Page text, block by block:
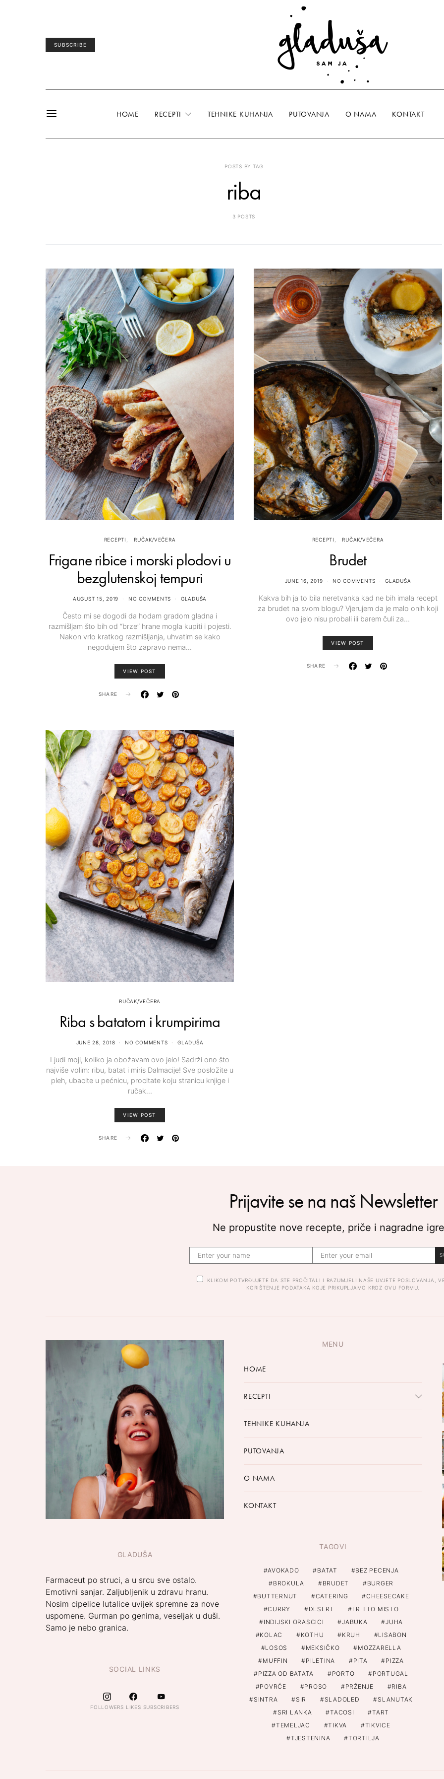
SUBSCRIBE
HOME RECEPTI TEHNIKE KUHANJA PUTOVANJA O NAMA KONTAKT
POSTS BY TAG
riba
3 POSTS
RECEPTI RUČAK/VEČERA
Frigane ribice i morski plodovi u
bezglutenskoj tempuri
AUGUST 15, 2019 NO COMMENTS GLADUŠA
Često mi se dogodi da hodam gradom gladna i
razmišljam što bih od “brze” hrane mogla kupiti i pojesti.
Nakon vrlo kratkog razmišljanja, uhvatim se kako
negodujem što zapravo nema…
VIEW POST
SHARE
RECEPTI RUČAK/VEČERA
Brudet
JUNE 16, 2019 NO COMMENTS GLADUŠA
Kakva bih ja to bila neretvanka kad ne bih imala recept
za brudet na svom blogu? Vjerujem da je malo onih koji
ovo jelo nisu probali ili barem čuli za…
VIEW POST
SHARE
RUČAK/VEČERA
Riba s batatom i krumpirima
JUNE 28, 2018 NO COMMENTS GLADUŠA
Ljudi moji, koliko ja obožavam ovo jelo! Sadrži ono što
najviše volim: ribu, batat i miris Dalmacije!⁣ Sve posložite u
pleh, ubacite u pećnicu, procitate koju stranicu knjige i
ručak…
VIEW POST
SHARE
Prijavite se na naš Newsletter
Ne propustite nove recepte, priče i nagradne
KLIKOM POTVRĐUJETE DA STE PROČITALI I RAZUMJELI NAŠE UVJETE POSLOVANJA,
KORIŠTENJE PODATAKA KOJE PRIKUPLJAMO KROZ OVU FORMU.
GLADUŠA
Farmaceut po struci, a u srcu sve ostalo.
Emotivni sanjar. Zaljubljenik u zdravu hranu.
Nosim cipelice lutalice uvijek spremne za nove
uspomene. Gurman po genima, veseljak u duši.
Samo je nebo granica.
SOCIAL LINKS
FOLLOWERS LIKES SUBSCRIBERS
MENU
HOME
RECEPTI
TEHNIKE KUHANJA
PUTOVANJA
O NAMA
KONTAKT
TAGOVI
AVOKADO BATAT
BEZ PECENJA
BROKULA
BRUDET
BURGER
BUTTERNUT
CATERING
CHEESECAKE
CURRY
DESERT
FRITTO MISTO
INDIJSKI ORASCICI
JABUKA
JUHA
KOLAC
KOTHU KRUH
LISABON
LOSOS
MEKSIČKO
MOZZARELLA
MUFFIN
PILETINA PITA
PIZZA
PIZZA OD BATATA
PORTO
PORTUGAL
POVRĆE
PROSO PRŽENJE
RIBA
SINTRA
SIR SLADOLED
SLANUTAK
SRI LANKA
TACOSI
TART
TEMELJAC
TIKVA
TIKVICE
TJESTENINA
TORTILJA